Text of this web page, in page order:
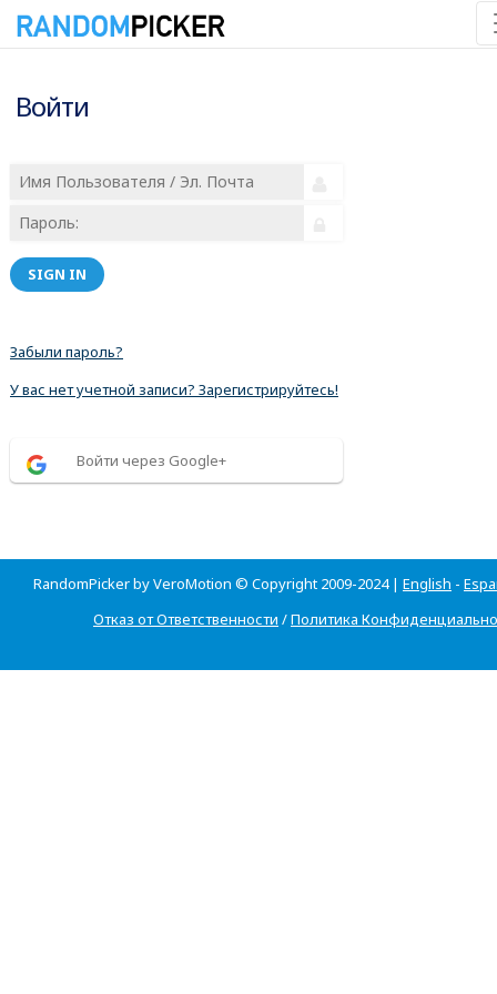
Войти
SIGN IN
Забыли пароль?
У вас нет учетной записи? Зарегистрируйтесь!
Войти через Google+
RandomPicker by VeroMotion © Copyright 2009-2024 | English -
Отказ от Ответственности /Политика